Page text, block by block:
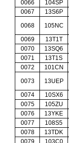
0066
104SP
0067
13S6P
0068
105NC
0069
13T1T
0070
13SQ6
0071
13T1S
0072
101CN
0073
13UEP
0074
10SX6
0075
105ZU
0076
13YKE
0077
108S5
0078
13TDK
0079
103C0